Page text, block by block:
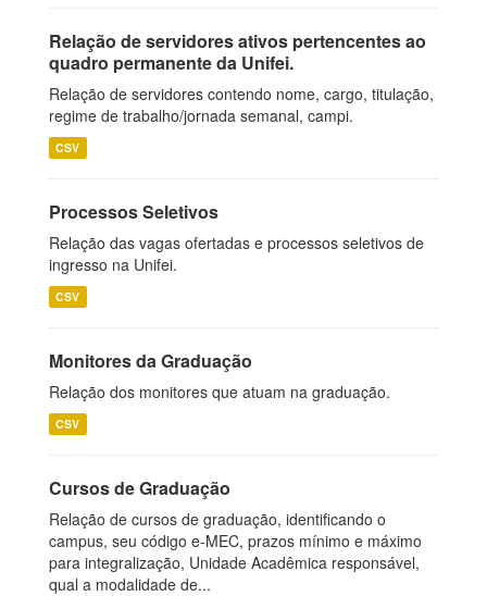
Relação de servidores ativos pertencentes ao
quadro permanente da Unifei.
Relação de servidores contendo nome, cargo, titulação,
regime de trabalho/jornada semanal, campi.
CSV
Processos Seletivos
Relação das vagas ofertadas e processos seletivos de
ingresso na Unifei.
CSV
Monitores da Graduação
Relação dos monitores que atuam na graduação.
CSV
Cursos de Graduação
Relação de cursos de graduação, identificando o
campus, seu código e-MEC, prazos mínimo e máximo
para integralização, Unidade Acadêmica responsável,
qual a modalidade de...